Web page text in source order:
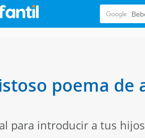
poema
para introducir a tus